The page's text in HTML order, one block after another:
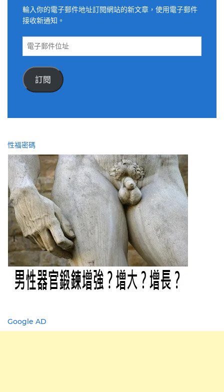
輸入你的電子郵件地址訂閱網站的新文章，使用電子郵件
接收新通知。
電
件
位
訂閱
性福密碼
Google AD